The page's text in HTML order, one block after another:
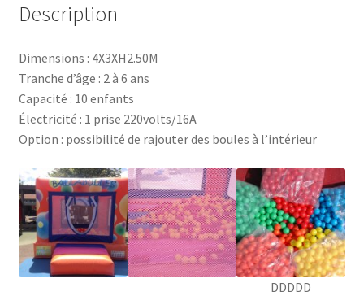
Description
Dimensions : 4X3XH2.50M
Tranche d’âge : 2 à 6 ans
Capacité : 10 enfants
Électricité : 1 prise 220volts/16A
Option : possibilité de rajouter des boules à l’intérieur
DDDDD